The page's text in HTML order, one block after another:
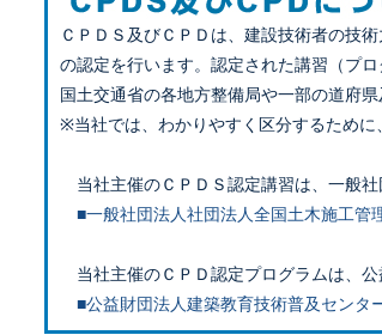
ＣＰＤＳ及びＣＰＤは、建設技術者の技
の認定を行います。認定された講習（プ
国土交通省の各地方整備局や一部の道府
※当社では、わかりやすく区分するために
当社主催のＣＰＤＳ認定講習は、一般社
■一般社団法人社団法人全国土木施工
当社主催のＣＰＤ認定プログラムは、公
■公益財団法人建築教育技術普及セン